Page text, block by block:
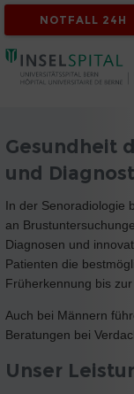
NOTFALL 24H
Gesundheit
und
In der Senoradiologie
an
Diagnosen und
Patienten die
Früherkennung bis zur
Auch bei Männern
Beratungen bei
Unser